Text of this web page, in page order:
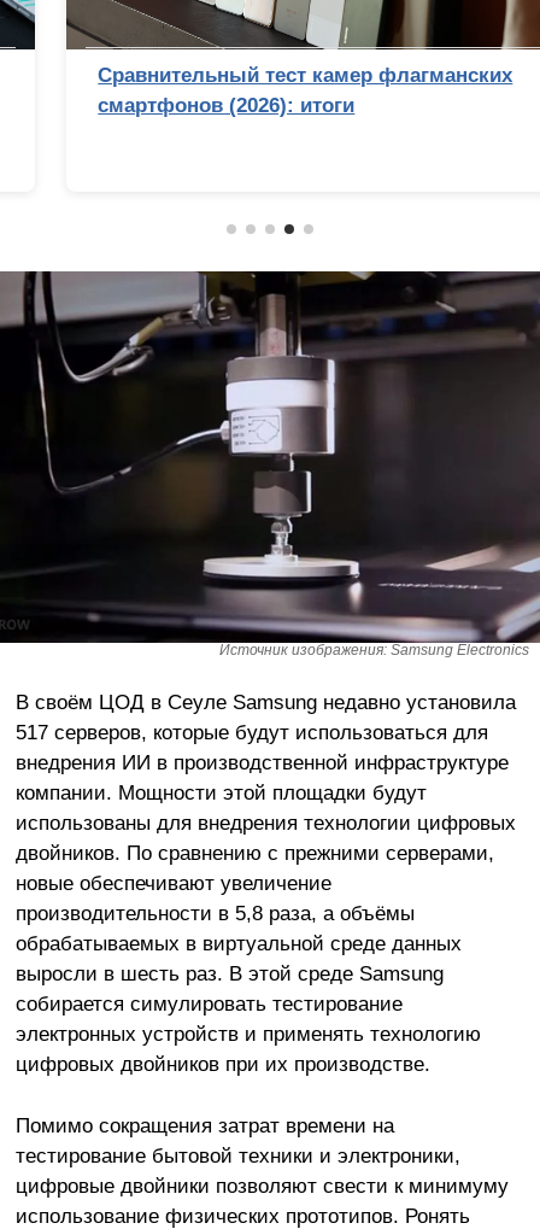
Сравнительный тест камер флагманских
смартфонов (2026): итоги
Источник изображения: Samsung Electronics
В своём ЦОД в Сеуле Samsung недавно установила
517 серверов, которые будут использоваться для
внедрения ИИ в производственной инфраструктуре
компании. Мощности этой площадки будут
использованы для внедрения технологии цифровых
двойников. По сравнению с прежними серверами,
новые обеспечивают увеличение
производительности в 5,8 раза, а объёмы
обрабатываемых в виртуальной среде данных
выросли в шесть раз. В этой среде Samsung
собирается симулировать тестирование
электронных устройств и применять технологию
цифровых двойников при их производстве.
Помимо сокращения затрат времени на
тестирование бытовой техники и электроники,
цифровые двойники позволяют свести к минимуму
использование физических прототипов. Ронять